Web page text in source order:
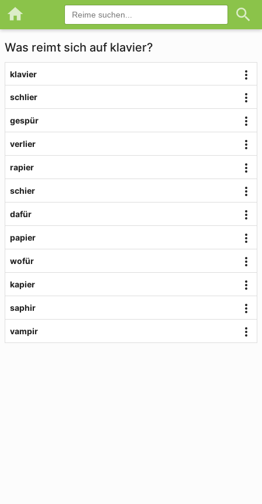
Was reimt sich auf klavier?
klavier
schlier
gespür
verlier
rapier
schier
dafür
papier
wofür
kapier
saphir
vampir